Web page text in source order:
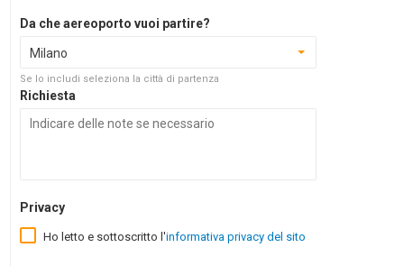
Da che aereoporto vuoi partire?
Milano
Se lo includi seleziona la città di partenza
Richiesta
Privacy
Ho letto e sottoscritto l'informativa privacy del sito